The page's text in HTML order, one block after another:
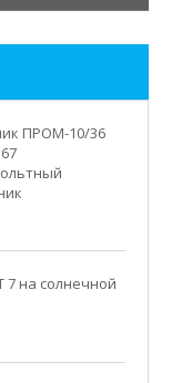
ПРОМ-10/36
на солнечной